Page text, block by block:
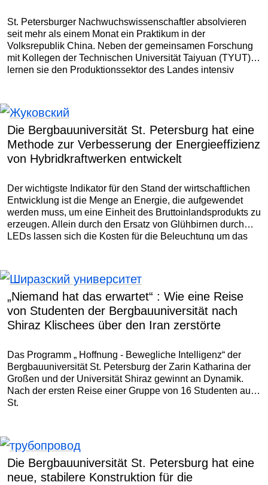
St. Petersburger Nachwuchswissenschaftler absolvieren
seit mehr als einem Monat ein Praktikum in der
Volksrepublik China. Neben der gemeinsamen Forschung
mit Kollegen der Technischen Universität Taiyuan (TYUT)
lernen sie den Produktionssektor des Landes intensiv
Die Bergbauuniversität St. Petersburg hat eine
Methode zur Verbesserung der Energieeffizienz
von Hybridkraftwerken entwickelt
Der wichtigste Indikator für den Stand der wirtschaftlichen
Entwicklung ist die Menge an Energie, die aufgewendet
werden muss, um eine Einheit des Bruttoinlandsprodukts zu
erzeugen. Allein durch den Ersatz von Glühbirnen durch
LEDs lassen sich die Kosten für die Beleuchtung um das
„Niemand hat das erwartet“ : Wie eine Reise
von Studenten der Bergbauuniversität nach
Shiraz Klischees über den Iran zerstörte
Das Programm „ Hoffnung - Bewegliche Intelligenz“ der
Bergbauuniversität St. Petersburg der Zarin Katharina der
Großen und der Universität Shiraz gewinnt an Dynamik.
Nach der ersten Reise einer Gruppe von 16 Studenten aus
St.
Die Bergbauuniversität St. Petersburg hat eine
neue, stabilere Konstruktion für die